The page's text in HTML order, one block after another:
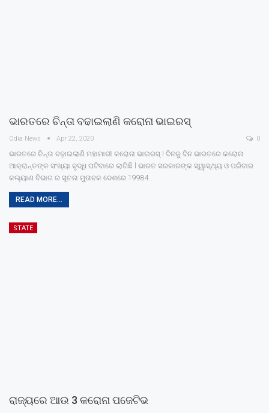
ଭାରତରେ ଚିନ୍ତା ବଢାଇଲାଣି କରୋନା ଭାଇରସ୍
Odia News Apr 22, 2020 0
ଭାରତରେ ଚିନ୍ତା ବଢ଼ାଇଲାଣି ମହାମାରୀ କରୋନା ଭାଇରସ୍ I ଦିନକୁ ଦିନ ଭାରତରେ କରୋନା
ଆକ୍ରାନ୍ତଙ୍କ ସଂଖ୍ୟା ବୃଦ୍ଧି ଘଟିବାରେ ଲାଗିଛି l ଭାରତ ସରକାରଙ୍କ ସ୍ୱାସ୍ଥ୍ୟ ଓ ପରିବାର
କଲ୍ୟାଣ ବିଭାଗ ର ସୂଚନା ମୁତାବକ ଦେଶରେ 19984…
READ MORE...
STATE
ରାଜ୍ୟରେ ଆଉ 3 କରୋନା ପଜେଟିଭ